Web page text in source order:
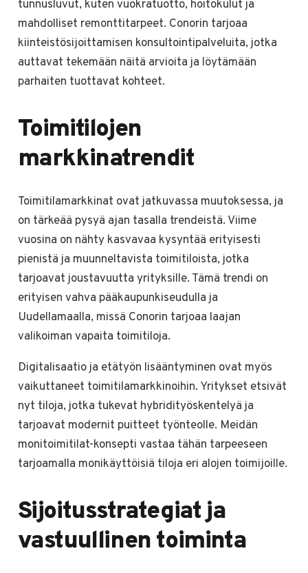
tunnusluvut, kuten vuokratuotto, hoitokulut ja
mahdolliset remonttitarpeet. Conorin tarjoaa
kiinteistösijoittamisen konsultointipalveluita, jotka
auttavat tekemään näitä arvioita ja löytämään
parhaiten tuottavat kohteet.
Toimitilojen
markkinatrendit
Toimitilamarkkinat ovat jatkuvassa muutoksessa, ja
on tärkeää pysyä ajan tasalla trendeistä. Viime
vuosina on nähty kasvavaa kysyntää erityisesti
pienistä ja muunneltavista toimitiloista, jotka
tarjoavat joustavuutta yrityksille. Tämä trendi on
erityisen vahva pääkaupunkiseudulla ja
Uudellamaalla, missä Conorin tarjoaa laajan
valikoiman vapaita toimitiloja.
Digitalisaatio ja etätyön lisääntyminen ovat myös
vaikuttaneet toimitilamarkkinoihin. Yritykset etsivät
nyt tiloja, jotka tukevat hybridityöskentelyä ja
tarjoavat modernit puitteet työnteolle. Meidän
monitoimitilat-konsepti vastaa tähän tarpeeseen
tarjoamalla monikäyttöisiä tiloja eri alojen toimijoille.
Sijoitusstrategiat ja
vastuullinen toiminta